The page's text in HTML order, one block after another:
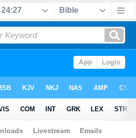
>Greek > Acts 24:27